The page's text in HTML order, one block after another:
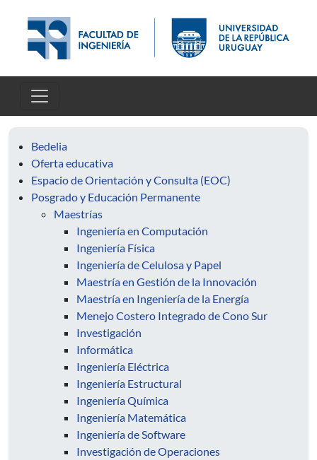
Bedelia
Oferta educativa
Espacio de Orientación y Consulta (EOC)
Posgrado y Educación Permanente
Maestrías
Ingeniería en Computación
Ingeniería Física
Ingeniería de Celulosa y Papel
Maestría en Gestión de la Innovación
Maestría en Ingeniería de la Energía
Menejo Costero Integrado de Cono Sur
Investigación
Informática
Ingeniería Eléctrica
Ingeniería Estructural
Ingeniería Química
Ingeniería Matemática
Ingeniería de Software
Investigación de Operaciones